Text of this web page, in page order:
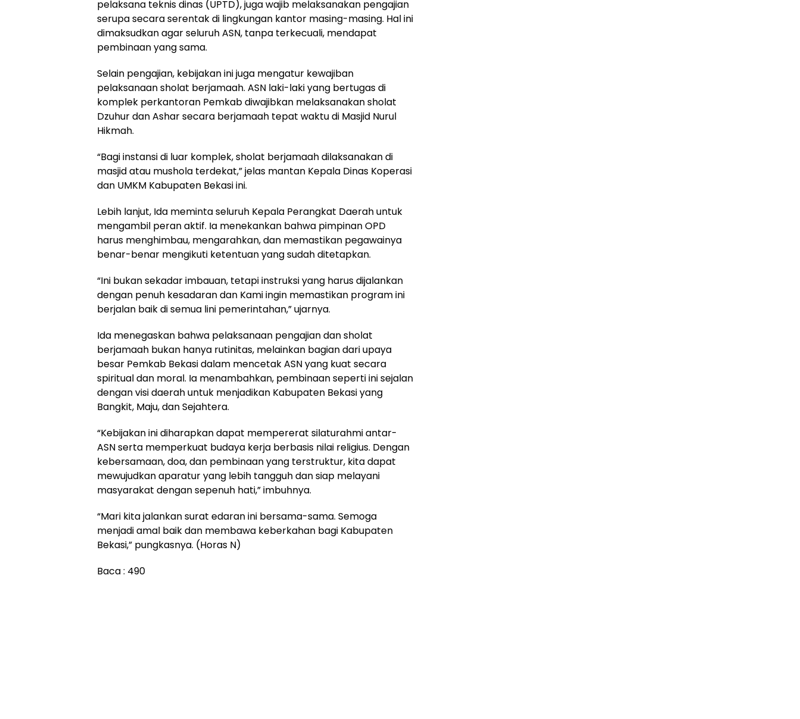
pelaksana teknis dinas (UPTD), juga wajib melaksanakan pengajian
serupa secara serentak di lingkungan kantor masing-masing. Hal ini
dimaksudkan agar seluruh ASN, tanpa terkecuali, mendapat
pembinaan yang sama.
Selain pengajian, kebijakan ini juga mengatur kewajiban
pelaksanaan sholat berjamaah. ASN laki-laki yang bertugas di
komplek perkantoran Pemkab diwajibkan melaksanakan sholat
Dzuhur dan Ashar secara berjamaah tepat waktu di Masjid Nurul
Hikmah.
“Bagi instansi di luar komplek, sholat berjamaah dilaksanakan di
masjid atau mushola terdekat,” jelas mantan Kepala Dinas Koperasi
dan UMKM Kabupaten Bekasi ini.
Lebih lanjut, Ida meminta seluruh Kepala Perangkat Daerah untuk
mengambil peran aktif. Ia menekankan bahwa pimpinan OPD
harus menghimbau, mengarahkan, dan memastikan pegawainya
benar-benar mengikuti ketentuan yang sudah ditetapkan.
“Ini bukan sekadar imbauan, tetapi instruksi yang harus dijalankan
dengan penuh kesadaran dan Kami ingin memastikan program ini
berjalan baik di semua lini pemerintahan,” ujarnya.
Ida menegaskan bahwa pelaksanaan pengajian dan sholat
berjamaah bukan hanya rutinitas, melainkan bagian dari upaya
besar Pemkab Bekasi dalam mencetak ASN yang kuat secara
spiritual dan moral. Ia menambahkan, pembinaan seperti ini sejalan
dengan visi daerah untuk menjadikan Kabupaten Bekasi yang
Bangkit, Maju, dan Sejahtera.
“Kebijakan ini diharapkan dapat mempererat silaturahmi antar-
ASN serta memperkuat budaya kerja berbasis nilai religius. Dengan
kebersamaan, doa, dan pembinaan yang terstruktur, kita dapat
mewujudkan aparatur yang lebih tangguh dan siap melayani
masyarakat dengan sepenuh hati,” imbuhnya.
“Mari kita jalankan surat edaran ini bersama-sama. Semoga
menjadi amal baik dan membawa keberkahan bagi Kabupaten
Bekasi,” pungkasnya. (Horas N)
Baca : 490